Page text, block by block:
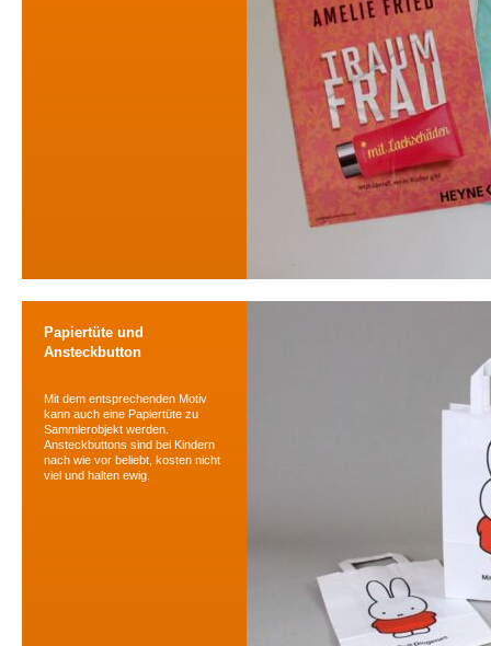
Papiertüte und
Ansteckbutton
Mit dem entsprechenden Motiv
kann auch eine Papiertüte zu
Sammlerobjekt werden.
Ansteckbuttons sind bei Kindern
nach wie vor beliebt, kosten nicht
viel und halten ewig.